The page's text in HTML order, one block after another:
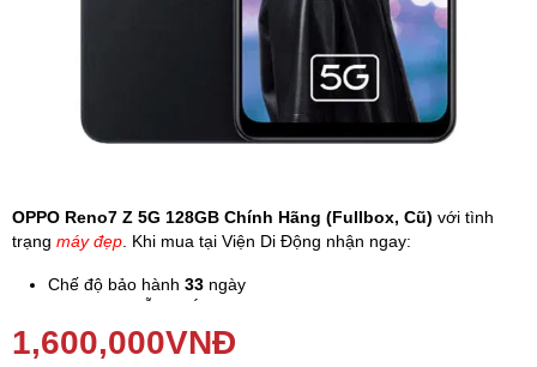
OPPO Reno7 Z 5G 128GB Chính Hãng (Fullbox, Cũ) với tình
trạng máy đẹp . Khi mua tại Viện Di Động nhận ngay:
Chế độ bảo hành 33 ngày
Thu cũ đổi mới trợ giá đến
Trả góp 30:0đtrả trước,
1,600,000VNĐ